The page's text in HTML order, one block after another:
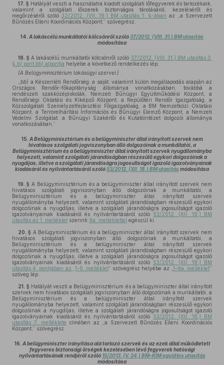
17. § Hatályát veszti a használatra kiadott szolgálati lőfegyverek és tartozékaik,
valamint a szolgálati lőszerek biztonságos tárolásáról, kezeléséről és
megőrzéséről szóló 32/2012. (VII. 19.) BM utasítás 1. §-ában az „a Szervezett
Bűnözés Elleni Koordinációs Központ,” szövegrész.
14. A lakáscélú munkáltatói kölcsönről szóló37/2012. (VIII. 31.) BM utasítás
módosítása
18. § A lakáscélú munkáltatói kölcsönről szóló 37/2012. (VIII. 31.) BM utasítás 3.
§ b) pont bb) alpontja helyébe a következő rendelkezés lép:
(A Belügyminisztérium lakásügyi szervei:)
bb) a Készenléti Rendőrség: a saját, valamint külön megállapodás alapján az
Országos Rendőr-főkapitányság állománya vonatkozásában, továbbá a
rendészeti szakközépiskolák, Nemzeti Bűnügyi Együttműködési Központ, a
Rendőrségi Oktatási és Kiképző Központ, a Repülőtéri Rendőr Igazgatóság, a
Közszolgálati Személyzetfejlesztési Főigazgatóság, a BM Nemzetközi Oktatási
Központ, a Terrorelhárítási Információs és Bűnügyi Elemző Központ, a Nemzeti
Védelmi Szolgálat, a Bűnügyi Szakértői és Kutatóintézet dolgozói állománya
vonatkozásában,”
15. A Belügyminisztérium és a belügyminiszter által irányított szervek nem
hivatásos szolgálati jogviszonyban álló dolgozóinak a munkáltatói, a
Belügyminisztérium és a belügyminiszter által irányított szervek nyugállományba
helyezett, valamint szolgálati járandóságban részesülő egykori dolgozóinak a
nyugdíjas, illetve a szolgálati járandóságra jogosultságot igazoló igazolványainak
kiadásáról és nyilvántartásáról szóló53/2012. (XII. 18.) BM utasítás módosítása
19. § A Belügyminisztérium és a belügyminiszter által irányított szervek nem
hivatásos szolgálati jogviszonyban álló dolgozóinak a munkáltatói, a
Belügyminisztérium és a belügyminiszter által irányított szervek
nyugállományba helyezett, valamint szolgálati járandóságban részesülő egykori
dolgozóinak a nyugdíjas, illetve a szolgálati járandóságra jogosultságot igazoló
igazolványainak kiadásáról és nyilvántartásáról szóló 53/2012. (XII. 18.) BM
utasítás az 1. melléklet szerinti 9a. melléklettel egészül ki.
20. § A Belügyminisztérium és a belügyminiszter által irányított szervek nem
hivatásos szolgálati jogviszonyban álló dolgozóinak a munkáltatói, a
Belügyminisztérium és a belügyminiszter által irányított szervek
nyugállományba helyezett, valamint szolgálati járandóságban részesülő egykori
dolgozóinak a nyugdíjas, illetve a szolgálati járandóságra jogosultságot igazoló
igazolványainak kiadásáról és nyilvántartásáról szóló 53/2012. (XII. 18.) BM
utasítás 4. pontjában az „1–9. melléklet” szövegrész helyébe az „ 1–9a. melléklet”
szöveg lép.
21. § Hatályát veszti a Belügyminisztérium és a belügyminiszter által irányított
szervek nem hivatásos szolgálati jogviszonyban álló dolgozóinak a munkáltatói, a
Belügyminisztérium és a belügyminiszter által irányított szervek
nyugállományba helyezett, valamint szolgálati járandóságban részesülő egykori
dolgozóinak a nyugdíjas, illetve a szolgálati járandóságra jogosultságot igazoló
igazolványainak kiadásáról és nyilvántartásáról szóló 53/2012. (XII. 18.) BM
utasítás 7. melléklete címében az „a Szervezett Bűnözés Elleni Koordinációs
Központ,” szövegrész.
16. A belügyminiszter irányítása alá tartozó szervek és az ezek által működtetett
fegyveres biztonsági őrségek kezelésében lévő fegyverek hatósági
nyilvántartásának rendjéről szóló 15/2013. (V. 24.) BM–KIM együttes utasítás
módosítása